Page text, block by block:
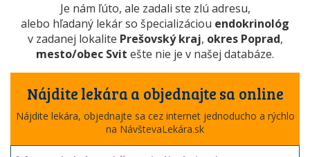
Je nám ľúto, ale zadali ste zlú adresu,
alebo hľadaný lekár so špecializáciou endokrinológ
v zadanej lokalite Prešovský kraj, okres Poprad,
mesto/obec Svit ešte nie je v našej databáze.
Nájdite lekára a objednajte sa online
Nájdite lekára, objednajte sa cez internet jednoducho a rýchlo
na NávštevaLekára.sk